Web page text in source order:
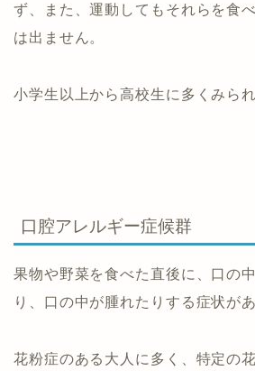
ず、また、運動してもそれらを食
は出ません。
小学生以上から高校生に多くみられ
口腔アレルギー症候群
果物や野菜を食べた直後に、口の
り、口の中が腫れたりする症状が
花粉症のある大人に多く、特定の